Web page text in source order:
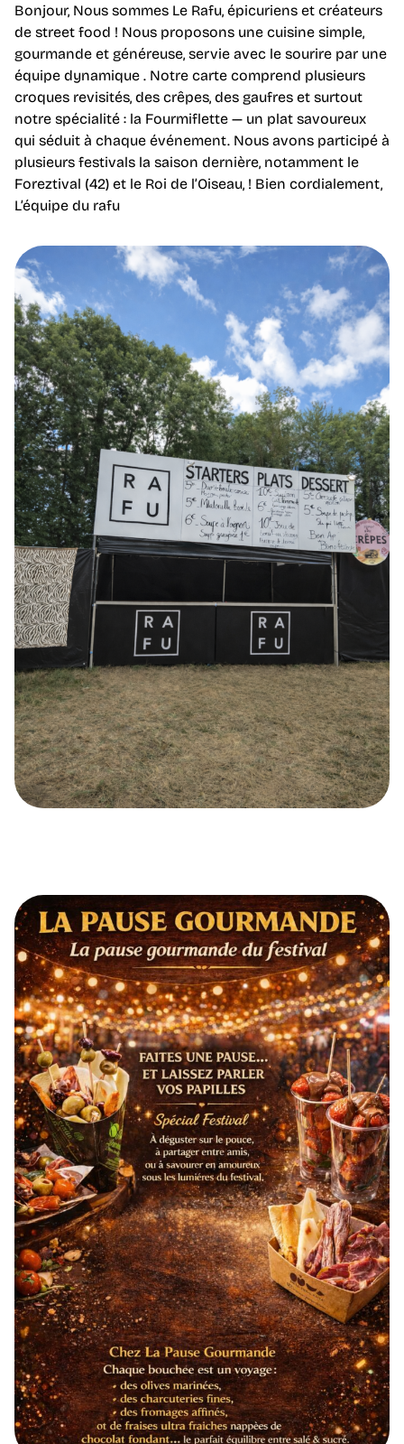
Bonjour, Nous sommes Le Rafu, épicuriens et créateurs
de street food ! Nous proposons une cuisine simple,
gourmande et généreuse, servie avec le sourire par une
équipe dynamique . Notre carte comprend plusieurs
croques revisités, des crêpes, des gaufres et surtout
notre spécialité : la Fourmiflette — un plat savoureux
qui séduit à chaque événement. Nous avons participé à
plusieurs festivals la saison dernière, notamment le
Foreztival (42) et le Roi de l’Oiseau, ! Bien cordialement,
L’équipe du rafu